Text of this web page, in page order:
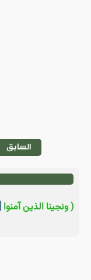
السابق
( ونجينا الذين آمنوا